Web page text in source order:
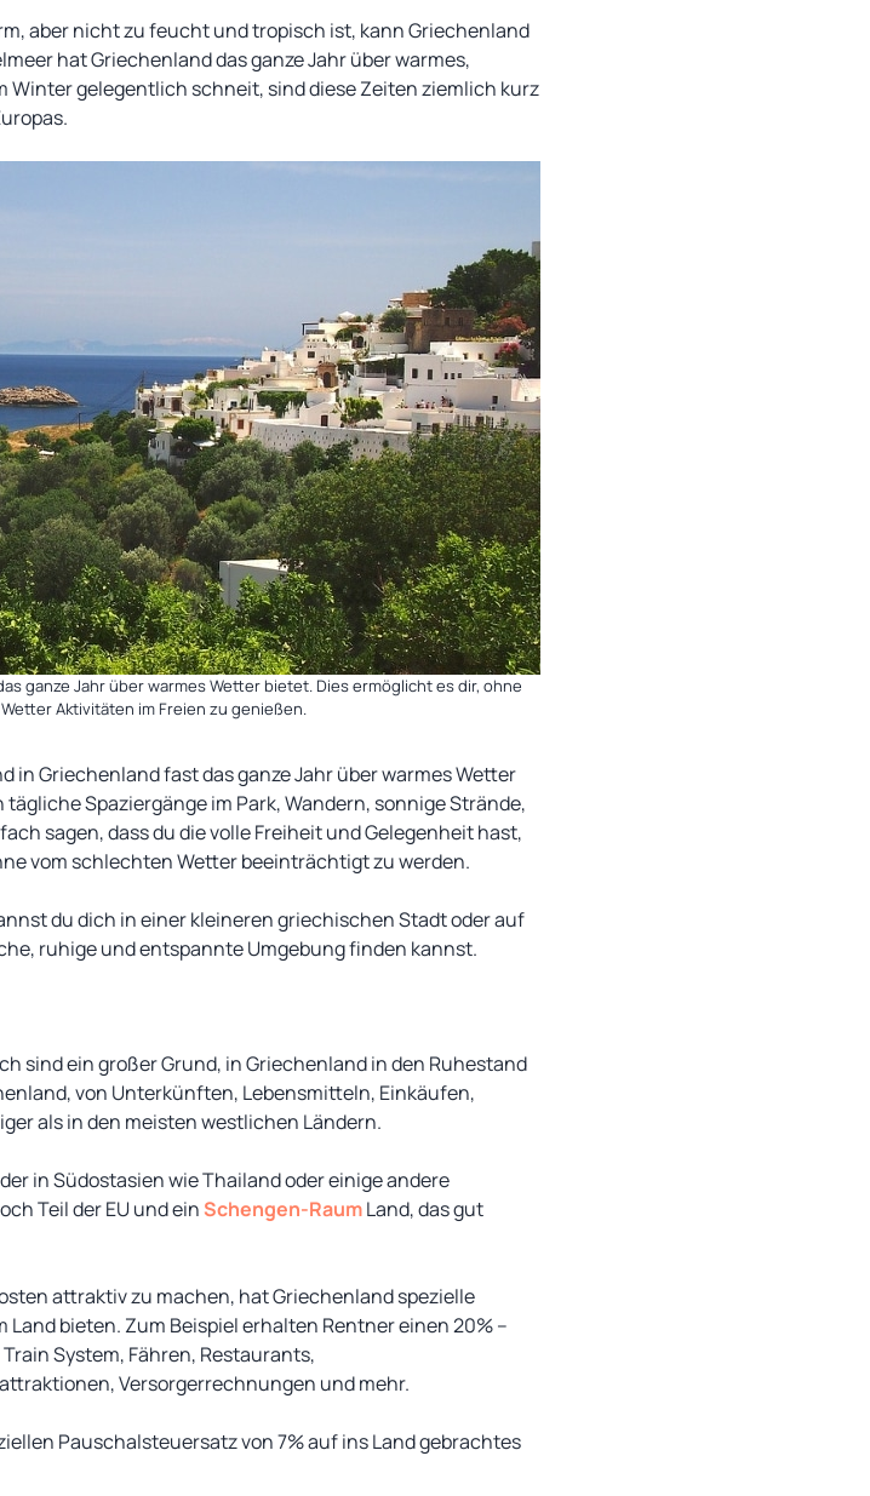
aber nicht zu feucht und tropisch ist, kann Griechenland
hat Griechenland das ganze Jahr über warmes,
Winter gelegentlich schneit, sind diese Zeiten ziemlich kurz
ganze Jahr über warmes Wetter bietet. Dies ermöglicht es dir, ohne
Aktivitäten im Freien zu genießen.
in Griechenland fast das ganze Jahr über warmes Wetter
Spaziergänge im Park, Wandern, sonnige Strände,
sagen, dass du die volle Freiheit und Gelegenheit hast,
vom schlechten Wetter beeinträchtigt zu werden.
du dich in einer kleineren griechischen Stadt oder auf
ruhige und entspannte Umgebung finden kannst.
sind ein großer Grund, in Griechenland in den Ruhestand
von Unterkünften, Lebensmitteln, Einkäufen,
als in den meisten westlichen Ländern.
in Südostasien wie Thailand oder einige andere
Teil der EU und ein Schengen-RaumLand, das gut
attraktiv zu machen, hat Griechenland spezielle
bieten. Zum Beispiel erhalten Rentner einen 20% –
System, Fähren, Restaurants,
Versorgerrechnungen und mehr.
Pauschalsteuersatz von 7% auf ins Land gebrachtes